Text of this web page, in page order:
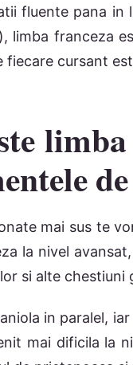
fluente pana in
limba franceza
cursant
mai sus te
la nivel
si alte chestiuni
in paralel,
mai dificila la